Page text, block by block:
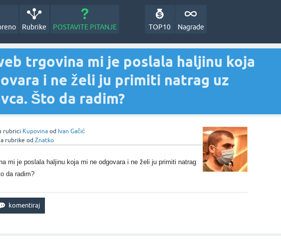
Rubrike POSTAVITE PITANJE Nagrade
TOP10
trgovina mi je poslala haljinu koja
i ne želi ju primiti natrag uz
Što da radim?
rubrici Kupovina od Ivan Gačić
rubrike od Znatko
mi je poslala haljinu koja mi ne odgovara i ne želi ju primiti natrag
da radim?